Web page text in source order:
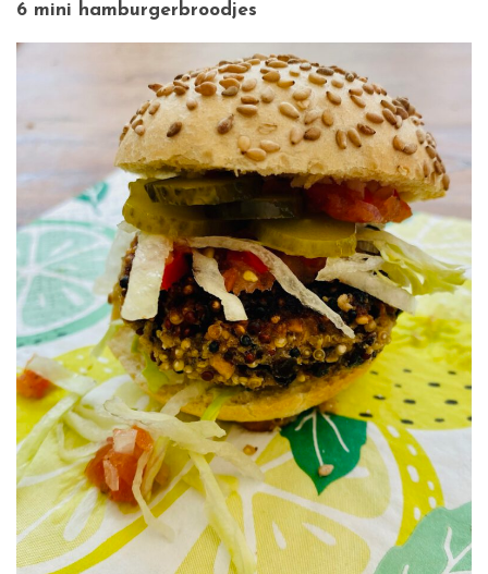
6 mini hamburgerbroodjes